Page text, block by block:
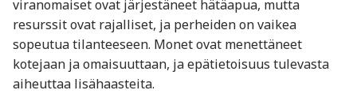
viranomaiset ovat järjestäneet hätäapua, mutta
resurssit ovat rajalliset, ja perheiden on vaikea
sopeutua tilanteeseen. Monet ovat menettäneet
kotejaan ja omaisuuttaan, ja epätietoisuus tulevasta
aiheuttaa lisähaasteita.